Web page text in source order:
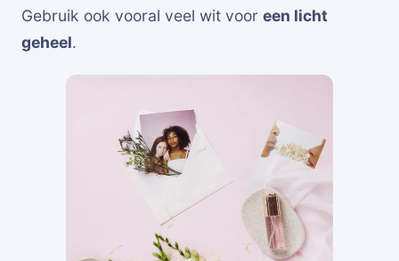
Gebruik ook vooral veel wit voor een licht
geheel.